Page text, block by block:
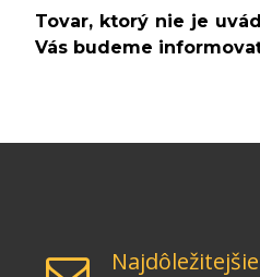
Tovar, ktorý nie je
Vás budeme